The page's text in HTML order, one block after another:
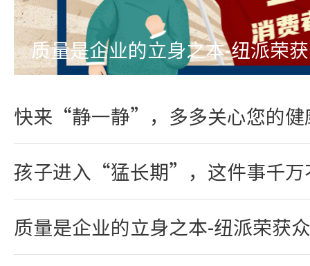
质量是企业的立身之本-纽派荣
快来“静一静”，多多关心您的健
孩子进入“猛长期”，这件事千万
质量是企业的立身之本-纽派荣获